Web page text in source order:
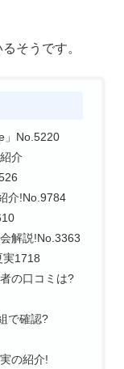
そうです。
」No.5220
介
介!No.9784
解説!No.3363
実1718
の口コミは?
で確認?
の紹介!